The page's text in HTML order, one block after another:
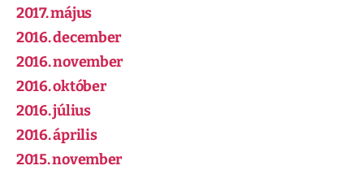
2017. május
2016. december
2016. november
2016. október
2016. július
2016. április
2015. november